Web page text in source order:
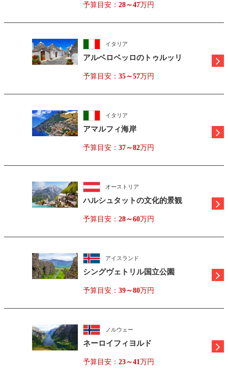
予算目安： 28～47万円
イタリア
アルベロベッロのトゥルッリ
予算目安： 35～57万円
イタリア
アマルフィ海岸
予算目安： 37～82万円
オーストリア
ハルシュタットの文化的景観
予算目安： 28～60万円
アイスランド
シングヴェトリル国立公園
予算目安： 39～80万円
ノルウェー
ネーロイフィヨルド
予算目安： 23～41万円